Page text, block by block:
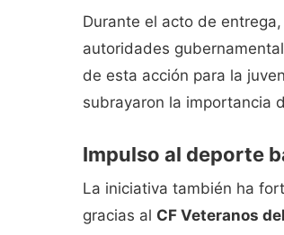
Durante el acto de
autoridades
de esta acción para la
subrayaron la importancia
Impulso al deporte
La iniciativa también ha
gracias al CF Veteranos